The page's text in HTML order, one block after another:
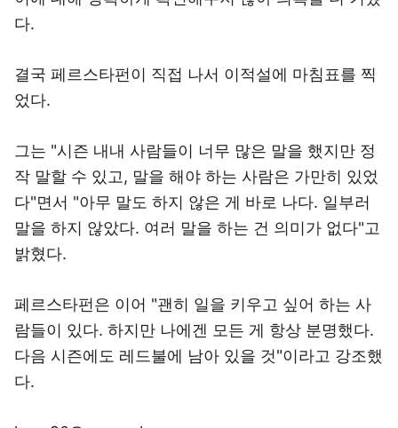
다.
결국 페르스타펀이 직접 나서 이적설에 마침표를 찍
었다.
그는 "시즌 내내 사람들이 너무 많은 말을 했지만 정
작 말할 수 있고, 말을 해야 하는 사람은 가만히 있었
다"면서 "아무 말도 하지 않은 게 바로 나다. 일부러
말을 하지 않았다. 여러 말을 하는 건 의미가 없다"고
밝혔다.
페르스타펀은 이어 "괜히 일을 키우고 싶어 하는 사
람들이 있다. 하지만 나에겐 모든 게 항상 분명했다.
다음 시즌에도 레드불에 남아 있을 것"이라고 강조했
다.